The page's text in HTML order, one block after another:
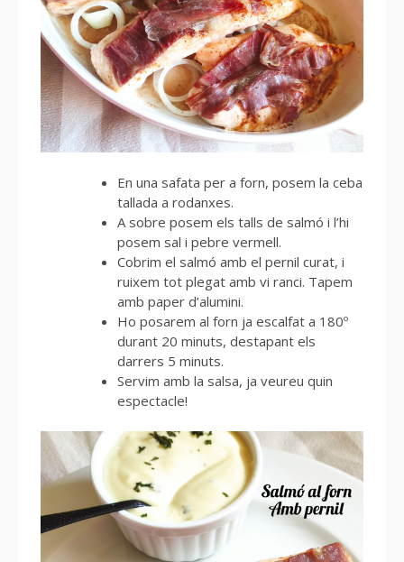
En una safata per a forn, posem la ceba
tallada a rodanxes.
A sobre posem els talls de salmó i l’hi
posem sal i pebre vermell.
Cobrim el salmó amb el pernil curat, i
ruixem tot plegat amb vi ranci. Tapem
amb paper d’alumini.
Ho posarem al forn ja escalfat a 180º
durant 20 minuts, destapant els
darrers 5 minuts.
Servim amb la salsa, ja veureu quin
espectacle!